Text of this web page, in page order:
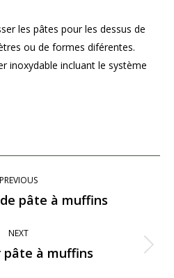
les pâtes pour les dessus de
ou de formes diférentes.
inoxydable incluant le système
PREVIOUS
Previous
pâte à muffins
NEXT
Next
pâte à muffins